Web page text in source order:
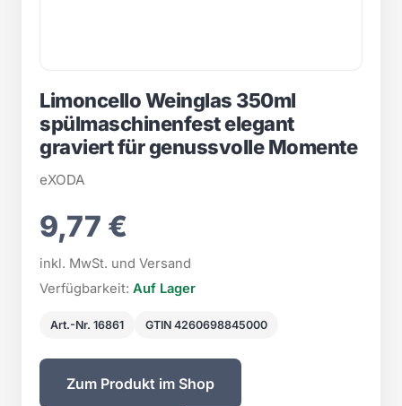
Limoncello Weinglas 350ml
spülmaschinenfest elegant
graviert für genussvolle Momente
eXODA
9,77 €
inkl. MwSt. und Versand
Verfügbarkeit: Auf Lager
Art.-Nr. 16861 GTIN 4260698845000
Zum Produkt im Shop